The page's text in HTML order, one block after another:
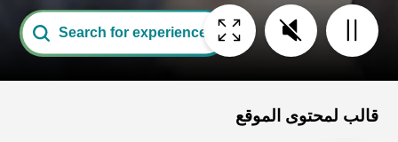
Search for experiences
قالب لمحتوى الموقع